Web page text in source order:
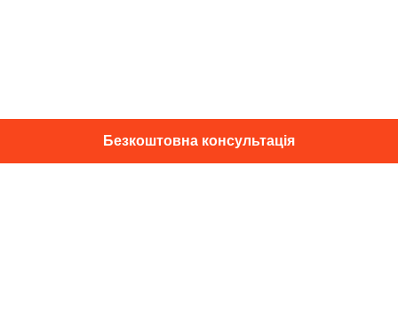
Безкоштовна консультація